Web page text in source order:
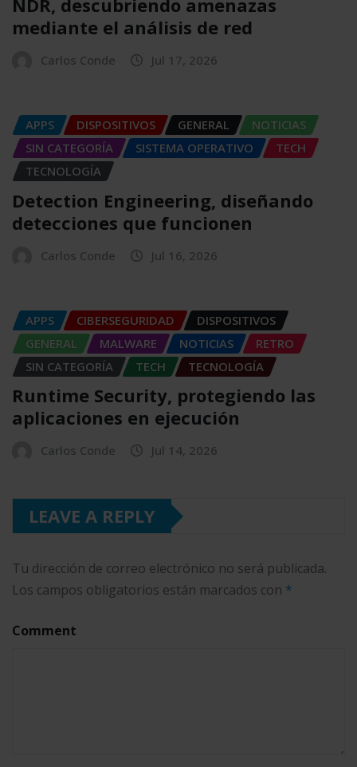
NDR, descubriendo amenazas
mediante el análisis de red
Carlos Conde Jul 17, 2026
APPS DISPOSITIVOS GENERAL
NOTICIAS
SIN CATEGORÍA
SISTEMA OPERATIVO
TECH
TECNOLOGÍA
Detection Engineering, diseñando
detecciones que funcionen
Carlos Conde Jul 16, 2026
APPS CIBERSEGURIDAD
DISPOSITIVOS
GENERAL
MALWARE NOTICIAS
RETRO
SIN CATEGORÍA
TECH TECNOLOGÍA
Runtime Security, protegiendo las
aplicaciones en ejecución
Carlos Conde Jul 14, 2026
LEAVE A REPLY
Tu dirección de correo electrónico no será publicada.
Los campos obligatorios están marcados con *
Comment